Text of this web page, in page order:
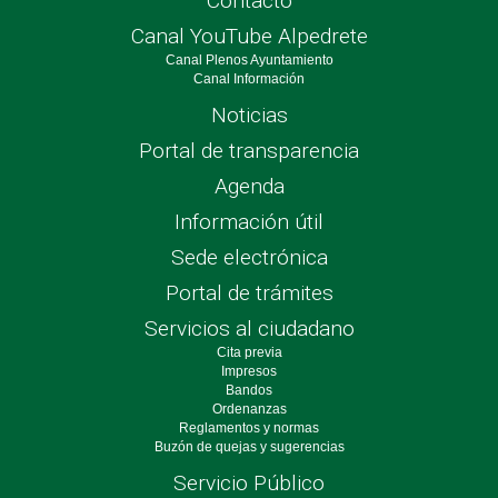
Canal YouTube Alpedrete
Canal Plenos Ayuntamiento
Canal Información
Noticias
Portal de transparencia
Agenda
Información útil
Sede electrónica
Portal de trámites
Servicios al ciudadano
Cita previa
Impresos
Bandos
Ordenanzas
Reglamentos y normas
Buzón de quejas y sugerencias
Servicio Público